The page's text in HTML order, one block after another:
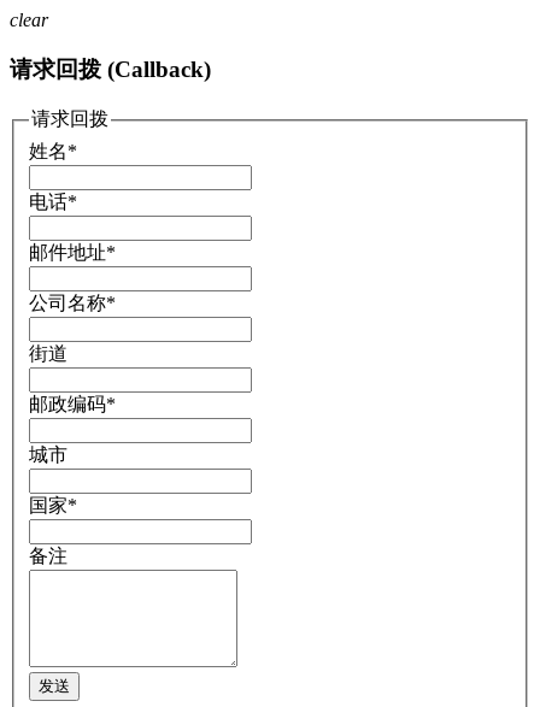
clear
请求回拨 (Callback)
请求回拨
姓名*
电话*
邮件地址*
公司名称*
街道
邮政编码*
城市
国家*
备注